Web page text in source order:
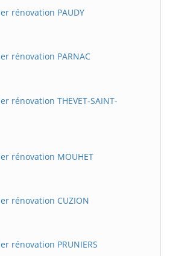
rénovation PAUDY
rénovation PARNAC
rénovation THEVET-SAINT-
rénovation MOUHET
rénovation CUZION
rénovation PRUNIERS